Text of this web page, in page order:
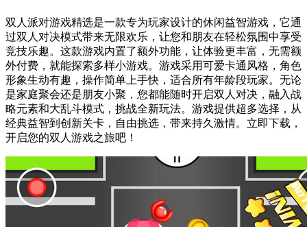
双人派对游戏精选是一款专为玩家设计的休闲益智游戏，它通
过双人对决模式带来无限欢乐，让您和朋友在轻松氛围中享受
竞技乐趣。这款游戏内置了额外功能，让体验更丰富，无需额
外付费，就能探索多样小游戏。游戏采用可爱卡通风格，角色
形象生动有趣，操作简单上手快，适合所有年龄段玩家。无论
是家庭聚会还是朋友小聚，您都能随时开启双人对决，融入战
略元素和大乱斗模式，挑战全新玩法。游戏提供超多选择，从
经典益智到创新关卡，自由挑选，带来持久激情。立即下载，
开启您的双人游戏之旅吧！